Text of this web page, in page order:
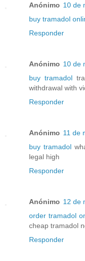
Anónimo 10 de
buy tramadol
Responder
Anónimo 10 de
buy tramadol
withdrawal with
Responder
Anónimo 11 de
buy tramadol
legal high
Responder
Anónimo 12 de
order tramadol
cheap tramadol
Responder